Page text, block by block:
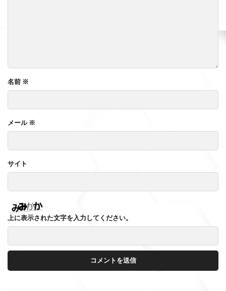
名前 ※
メール ※
サイト
上に表示された文字を入力してください。